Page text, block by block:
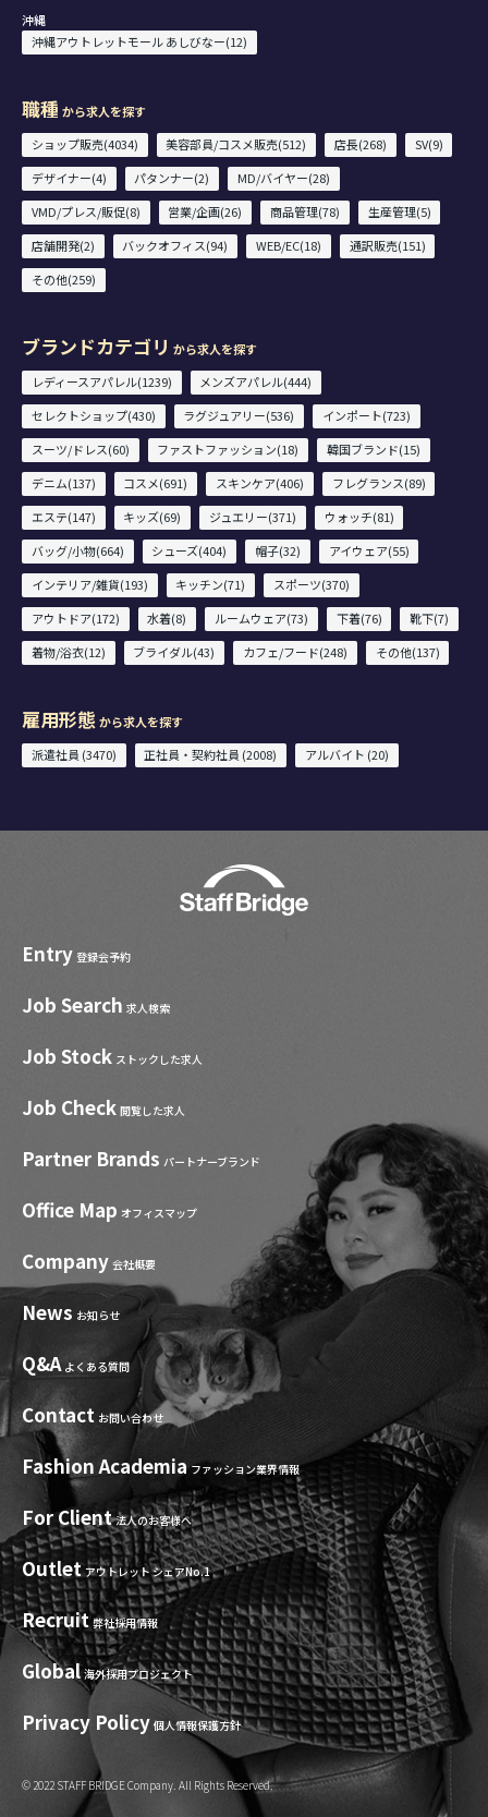
沖縄
沖縄アウトレットモール あしびなー(12)
職種 から求人を探す
ショップ販売(4034)
美容部員/コスメ販売(512) 店長(268)
SV(9)
デザイナー(4)
パタンナー(2)
MD/バイヤー(28)
VMD/プレス/販促(8)
営業/企画(26) 商品管理(78)
生産管理(5)
店舗開発(2)
バックオフィス(94) WEB/EC(18)
通訳販売(151)
その他(259)
ブランドカテゴリ から求人を探す
レディースアパレル(1239)
メンズアパレル(444)
セレクトショップ(430)
ラグジュアリー(536)
インポート(723)
スーツ/ドレス(60)
ファストファッション(18)
韓国ブランド(15)
デニム(137)
コスメ(691) スキンケア(406)
フレグランス(89)
エステ(147)
キッズ(69) ジュエリー(371)
ウォッチ(81)
バッグ/小物(664)
シューズ(404) 帽子(32)
アイウェア(55)
インテリア/雑貨(193)
キッチン(71)
スポーツ(370)
アウトドア(172)
水着(8) ルームウェア(73) 下着(76)
靴下(7)
着物/浴衣(12)
ブライダル(43) カフェ/フード(248) その他(137)
雇用形態 から求人を探す
派遣社員 (3470)
正社員・契約社員 (2008) アルバイト (20)
Entry 登録会予約
Job Search 求人検索
Job Stock ストックした求人
Job Check 閲覧した求人
Partner Brands パートナーブランド
Office Map オフィスマップ
Company 会社概要
News お知らせ
Q&A よくある質問
Contact お問い合わせ
Fashion Academia ファッション業界情報
For Client 法人のお客様へ
Outlet アウトレット シェアNo.1
Recruit 弊社採用情報
Global 海外採用プロジェクト
Privacy Policy 個人情報保護方針
© 2022 STAFF BRIDGE Company. All Rights Reserved.